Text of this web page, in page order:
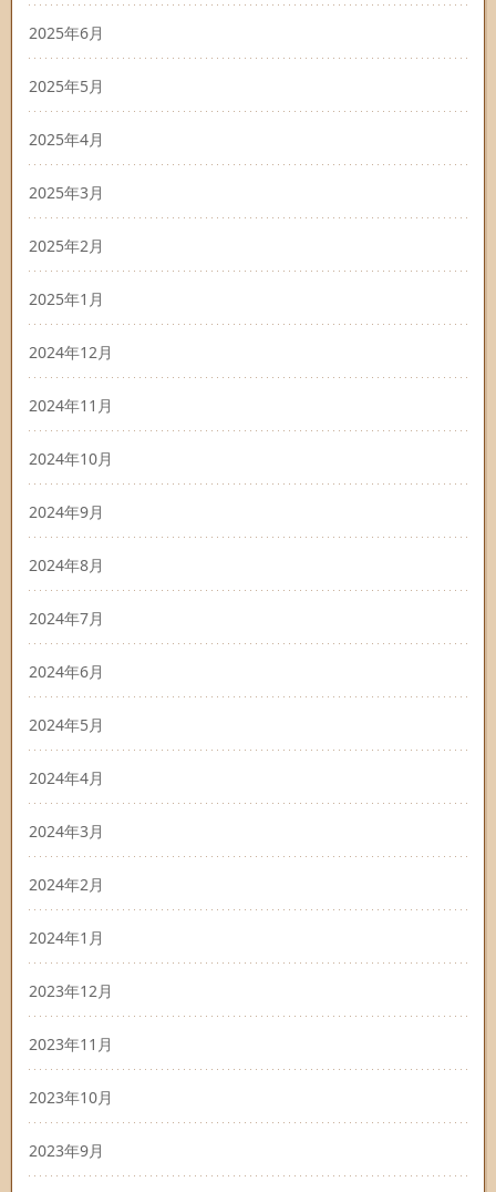
2025年6月
2025年5月
2025年4月
2025年3月
2025年2月
2025年1月
2024年12月
2024年11月
2024年10月
2024年9月
2024年8月
2024年7月
2024年6月
2024年5月
2024年4月
2024年3月
2024年2月
2024年1月
2023年12月
2023年11月
2023年10月
2023年9月